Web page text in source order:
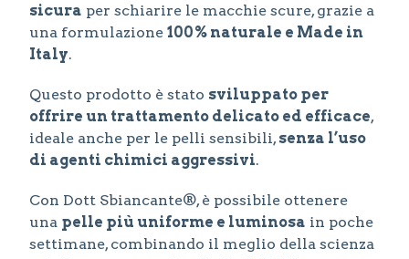
sicura per schiarire le macchie scure, grazie a
una formulazione 100% naturale e Made in
Italy.
Questo prodotto è stato sviluppato per
offrire un trattamento delicato ed efficace,
ideale anche per le pelli sensibili, senza l’uso
di agenti chimici aggressivi.
Con Dott Sbiancante®, è possibile ottenere
una pelle più uniforme e luminosa in poche
settimane, combinando il meglio della scienza